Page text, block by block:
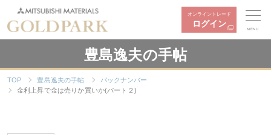
オンライントレード
ログイン
MENU
豊島逸夫の手帖
TOP 豊島逸夫の手帖
バックナンバー
金利上昇で金は売りか買いか(パート２)